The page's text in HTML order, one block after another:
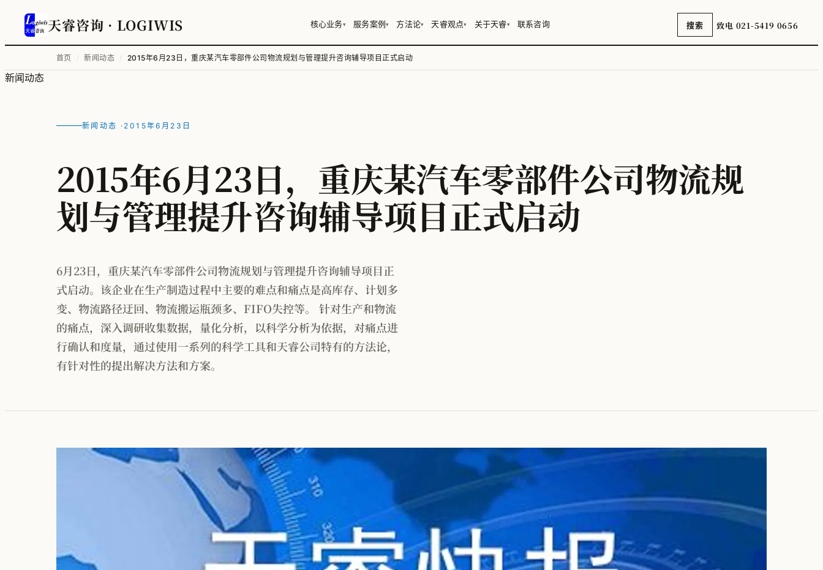
天睿咨询 · LOGIWIS 核心业务▾ 服务案例▾ 方法论▾ 天睿观点▾ 关于天睿▾ 联系咨询 搜索 致电 021-5419 0656
首页 / 新闻动态 / 2015年6月23日，重庆某汽车零部件公司物流规划与管理提升咨询辅导项目正式启动
新闻动态
新闻动态 · 2015年6月23日
2015年6月23日，重庆某汽车零部件公司物流规
划与管理提升咨询辅导项目正式启动
6月23日，重庆某汽车零部件公司物流规划与管理提升咨询辅导项目正
式启动。该企业在生产制造过程中主要的难点和痛点是高库存、计划多
变、物流路径迂回、物流搬运瓶颈多、FIFO失控等。 针对生产和物流
的痛点，深入调研收集数据，量化分析，以科学分析为依据，对痛点进
行确认和度量，通过使用一系列的科学工具和天睿公司特有的方法论，
有针对性的提出解决方法和方案。